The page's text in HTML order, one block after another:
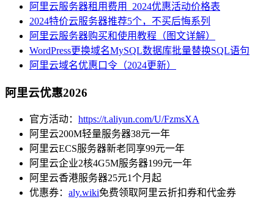
阿里云服务器租用费用_2024优惠活动价格表
2024特价云服务器推荐5个，不买后悔系列
阿里云服务器购买和使用教程（图文详解）
WordPress更换域名MySQL数据库批量替换SQL语句
阿里云域名优惠口令（2024更新）
阿里云优惠2026
官方活动： https://t.aliyun.com/U/FzmsXA
阿里云200M轻量服务器38元一年
阿里云ECS服务器新老同享99元一年
阿里云企业2核4G5M服务器199元一年
阿里云香港服务器25元1个月起
优惠券： aly.wiki免费领取阿里云折扣券和代金券